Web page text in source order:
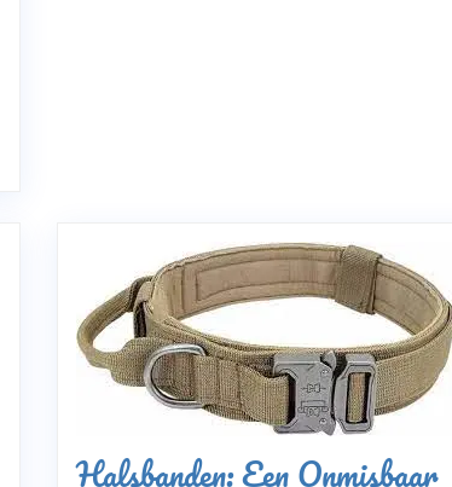
Halsbanden: Een Onmisbaar